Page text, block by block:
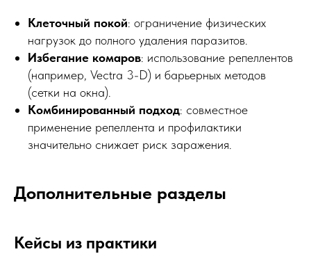
Клеточный покой: ограничение физических
нагрузок до полного удаления паразитов.
Избегание комаров: использование репеллентов
(например, Vectra 3-D) и барьерных методов
(сетки на окна).
Комбинированный подход: совместное
применение репеллента и профилактики
значительно снижает риск заражения.
Дополнительные разделы
Кейсы из практики